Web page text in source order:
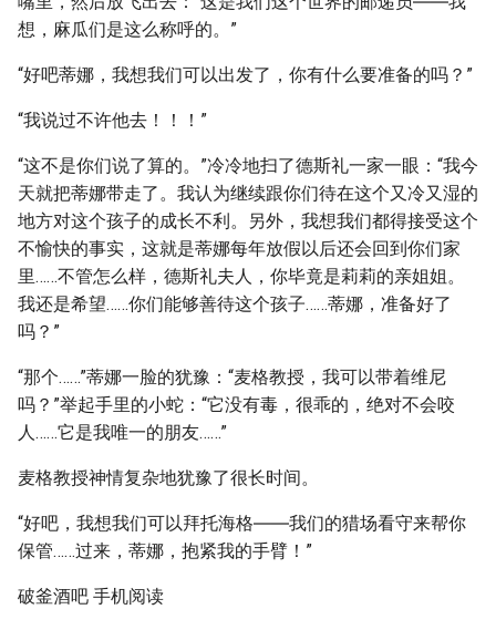
想，麻瓜们是这么称呼的。”
“好吧蒂娜，我想我们可以出发了，你有什么要准备的吗？”
“我说过不许他去！！！”
“这不是你们说了算的。”冷冷地扫了德斯礼一家一眼：“我今
天就把蒂娜带走了。我认为继续跟你们待在这个又冷又湿的
地方对这个孩子的成长不利。另外，我想我们都得接受这个
不愉快的事实，这就是蒂娜每年放假以后还会回到你们家
里……不管怎么样，德斯礼夫人，你毕竟是莉莉的亲姐姐。
我还是希望……你们能够善待这个孩子……蒂娜，准备好了
吗？”
“那个……”蒂娜一脸的犹豫：“麦格教授，我可以带着维尼
吗？”举起手里的小蛇：“它没有毒，很乖的，绝对不会咬
人……它是我唯一的朋友……”
麦格教授神情复杂地犹豫了很长时间。
“好吧，我想我们可以拜托海格――我们的猎场看守来帮你
保管……过来，蒂娜，抱紧我的手臂！”
破釜酒吧 手机阅读